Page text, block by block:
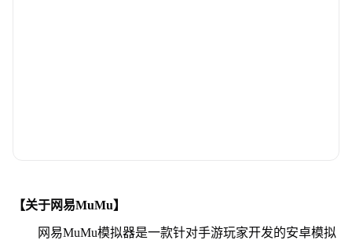
【关于网易MuMu】
网易MuMu模拟器是一款针对手游玩家开发的安卓模拟